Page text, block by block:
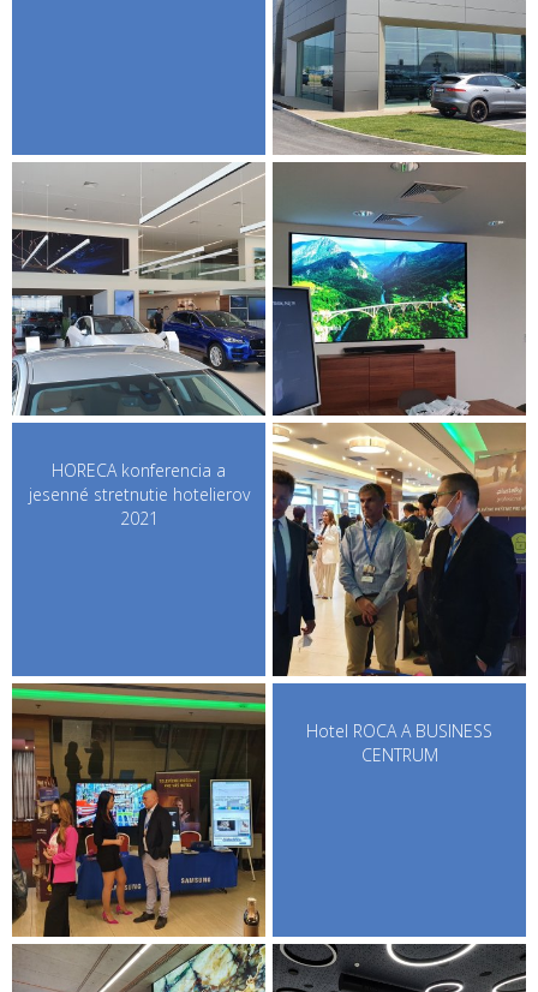
HORECA konferencia a
jesenné stretnutie hotelierov
2021
Hotel ROCA A BUSINESS
CENTRUM